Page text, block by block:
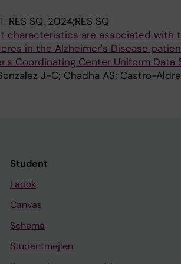
RES SQ. 2024;RES SQ
characteristics are associated with
in the Alzheimer's Disease
Coordinating Center Uniform Data
J-C; Chadha AS; Castro-
Student
Ladok
Canvas
Schema
Studentmejlen